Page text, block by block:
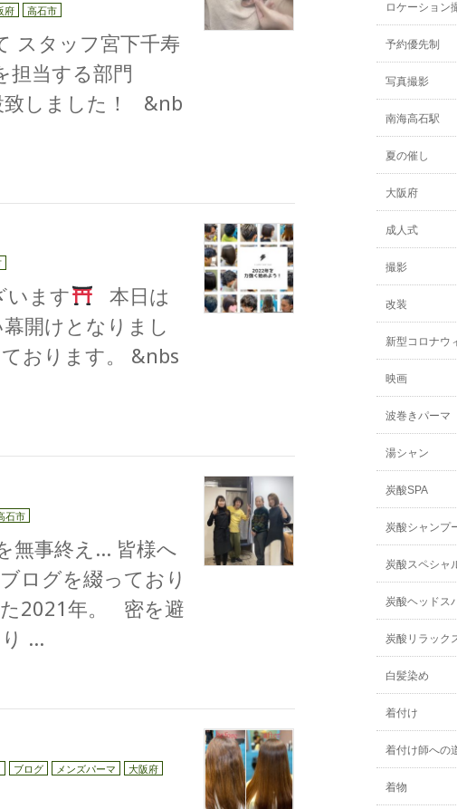
府 高石市
スタッフ宮下千寿
担当する部門
致しました！ &nb
ます
本日は
開けとなりまし
おります。 &nbs
石市
無事終え… 皆様へ
ログを綴っており
2021年。 密を避
り …
ブログ メンズパーマ 大阪府
ロケーション
予約優先制
写真撮影
南海高石駅
夏の催し
大阪府
成人式
撮影
改装
新型コロナウ
映画
波巻きパーマ
湯シャン
炭酸SPA
炭酸シャンプ
炭酸スペシャ
炭酸ヘッドス
炭酸リラック
白髪染め
着付け
着付け師への
着物